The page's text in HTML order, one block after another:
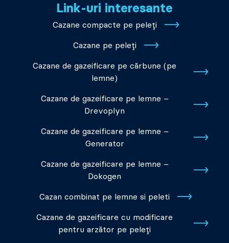
Link-uri interesante
Cazane compacte pe peleți
Cazane pe peleți
Cazane de gazeificare pe cărbune (pe
lemne)
Cazane de gazeificare pe lemne –
Drevoplyn
Cazane de gazeificare pe lemne –
Generator
Cazane de gazeificare pe lemne –
Dokogen
Cazan combinat pe lemne si peleti
Cazane de gazeificare cu modificare
pentru arzător pe peleți